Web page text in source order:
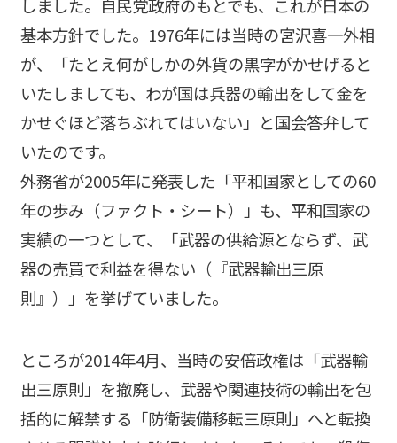
しました。自民党政府のもとでも、これが日本の
基本方針でした。1976年には当時の宮沢喜一外相
が、「たとえ何がしかの外貨の黒字がかせげると
いたしましても、わが国は兵器の輸出をして金を
かせぐほど落ちぶれてはいない」と国会答弁して
いたのです。
外務省が2005年に発表した「平和国家としての60
年の歩み（ファクト・シート）」も、平和国家の
実績の一つとして、「武器の供給源とならず、武
器の売買で利益を得ない（『武器輸出三原
則』）」を挙げていました。
ところが2014年4月、当時の安倍政権は「武器輸
出三原則」を撤廃し、武器や関連技術の輸出を包
括的に解禁する「防衛装備移転三原則」へと転換